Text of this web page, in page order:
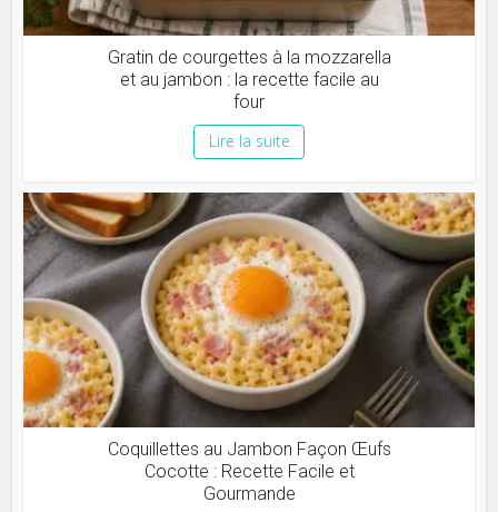
Gratin de courgettes à la mozzarella
et au jambon : la recette facile au
four
Lire la suite
Coquillettes au Jambon Façon Œufs
Cocotte : Recette Facile et
Gourmande